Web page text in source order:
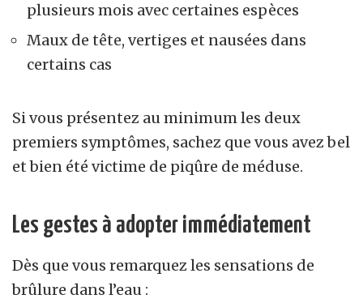
plusieurs mois avec certaines espèces
Maux de tête, vertiges et nausées dans
certains cas
Si vous présentez au minimum les deux
premiers symptômes, sachez que vous avez bel
et bien été victime de piqûre de méduse.
Les gestes à adopter immédiatement
Dès que vous remarquez les sensations de
brûlure dans l’eau :